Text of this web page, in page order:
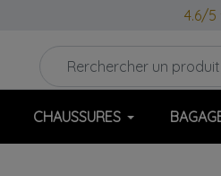
4.6/5
CHAUSSURES